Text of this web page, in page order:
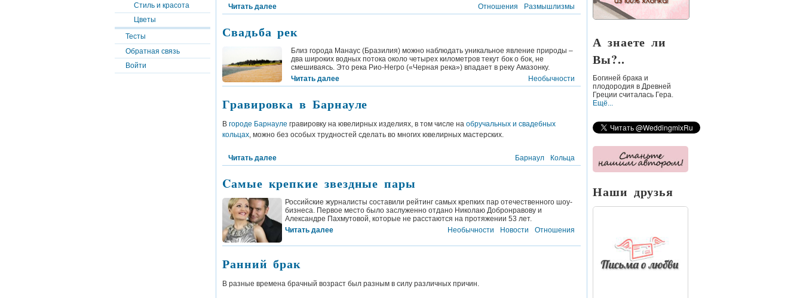
Стиль и красота
Цветы
Тесты
Обратная связь
Войти
Читать далее Отношения Размышлизмы
Свадьба рек
Близ города Манаус (Бразилия) можно наблюдать уникальное явление природы –
два широких водных потока около четырех километров текут бок о бок, не
смешиваясь. Это река Рио-Негро («Черная река») впадает в реку Амазонку.
Читать далее
Необычности
Гравировка в Барнауле
В городе Барнауле гравировку на ювелирных изделиях, в том числе на обручальных и свадебных
кольцах, можно без особых трудностей сделать во многих ювелирных мастерских.
Читать далее Барнаул Кольца
Cамые крепкие звездные пары
Российские журналисты составили рейтинг самых крепких пар отечественного шоу-
бизнеса. Первое место было заслуженно отдано Николаю Добронравову и
Александре Пахмутовой, которые не расстаются на протяжении 53 лет.
Читать далее
Необычности Новости Отношения
Ранний брак
В разные времена брачный возраст был разным в силу различных причин.
А знаете ли
Вы?..
Богиней брака и
плодородия в Древней
Греции считалась Гера
Ещё...
Наши друзья